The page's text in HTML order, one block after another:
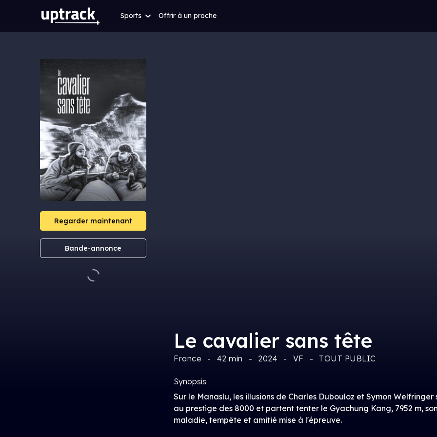
Sports Offrir à un proche
Regarder maintenant
Bande-annonce
Le cavalier sans tête
France 42 min 2024 VF TOUT PUBLIC
Synopsis
Sur le Manaslu, les illusions de Charles Dubouloz et Symon
au prestige des 8000 et partent tenter le Gyachung Kang, 7952 m,
maladie, tempête et amitié mise à l'épreuve.